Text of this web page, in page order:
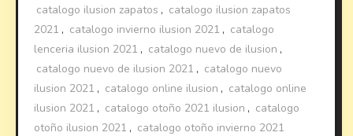
catalogo ilusion zapatos , catalogo ilusion zapatos
2021 , catalogo invierno ilusion 2021 , catalogo
lenceria ilusion 2021 , catalogo nuevo de ilusion ,
catalogo nuevo de ilusion 2021 , catalogo nuevo
ilusion 2021 , catalogo online ilusion , catalogo online
ilusion 2021 , catalogo otoño 2021 ilusion , catalogo
otoño ilusion 2021 , catalogo otoño invierno 2021